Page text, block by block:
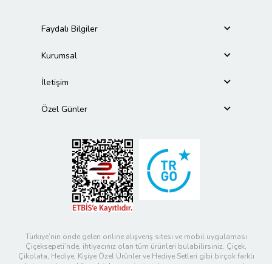
Faydalı Bilgiler
Kurumsal
İletişim
Özel Günler
Türkiye’nin önde gelen online alışveriş sitesi ve mobil uygulaması
Çiçeksepeti’nde, ihtiyacınız olan tüm ürünleri bulabilirsiniz. Çiçek,
Çikolata, Hediye, Kişiye Özel Ürünler ve Hediye Setleri gibi birçok farklı